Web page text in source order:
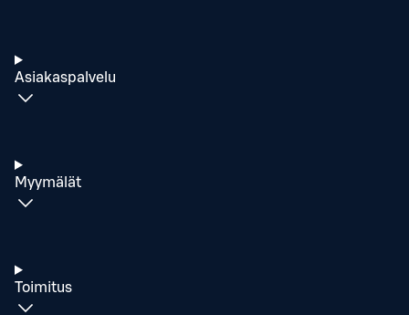
Asiakaspalvelu
Myymälät
Toimitus